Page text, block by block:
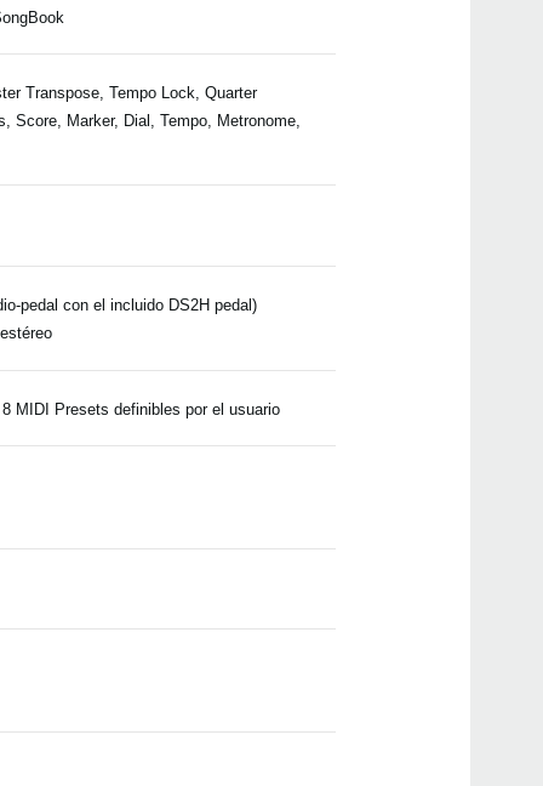
Transpose, Tempo Lock, Quarter
Score, Marker, Dial, Tempo, Metronome,
pedal con el incluido DS2H pedal)
MIDI Presets definibles por el usuario